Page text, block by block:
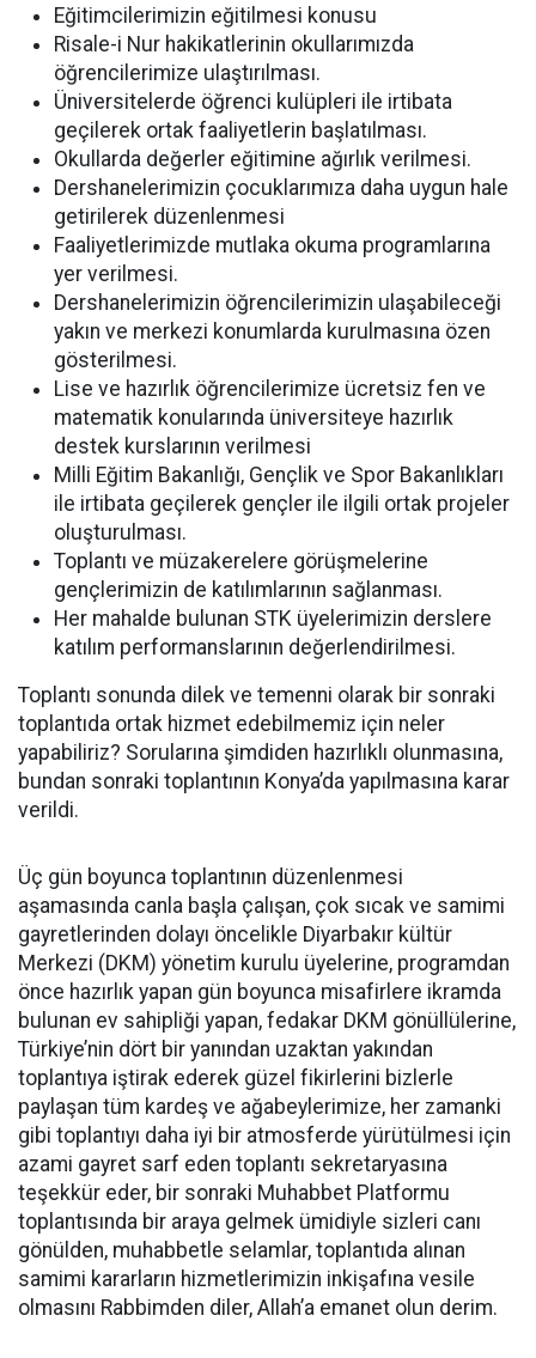
Eğitimcilerimizin eğitilmesi konusu
Risale-i Nur hakikatlerinin okullarımızda
öğrencilerimize ulaştırılması.
Üniversitelerde öğrenci kulüpleri ile irtibata
geçilerek ortak faaliyetlerin başlatılması.
Okullarda değerler eğitimine ağırlık verilmesi.
Dershanelerimizin çocuklarımıza daha uygun hale
getirilerek düzenlenmesi
Faaliyetlerimizde mutlaka okuma programlarına
yer verilmesi.
Dershanelerimizin öğrencilerimizin ulaşabileceği
yakın ve merkezi konumlarda kurulmasına özen
gösterilmesi.
Lise ve hazırlık öğrencilerimize ücretsiz fen ve
matematik konularında üniversiteye hazırlık
destek kurslarının verilmesi
Milli Eğitim Bakanlığı, Gençlik ve Spor Bakanlıkları
ile irtibata geçilerek gençler ile ilgili ortak projeler
oluşturulması.
Toplantı ve müzakerelere görüşmelerine
gençlerimizin de katılımlarının sağlanması.
Her mahalde bulunan STK üyelerimizin derslere
katılım performanslarının değerlendirilmesi.
Toplantı sonunda dilek ve temenni olarak bir sonraki
toplantıda ortak hizmet edebilmemiz için neler
yapabiliriz? Sorularına şimdiden hazırlıklı olunmasına,
bundan sonraki toplantının Konya’da yapılmasına karar
verildi.
Üç gün boyunca toplantının düzenlenmesi
aşamasında canla başla çalışan, çok sıcak ve samimi
gayretlerinden dolayı öncelikle Diyarbakır kültür
Merkezi (DKM) yönetim kurulu üyelerine, programdan
önce hazırlık yapan gün boyunca misafirlere ikramda
bulunan ev sahipliği yapan, fedakar DKM gönüllülerine,
Türkiye’nin dört bir yanından uzaktan yakından
toplantıya iştirak ederek güzel fikirlerini bizlerle
paylaşan tüm kardeş ve ağabeylerimize, her zamanki
gibi toplantıyı daha iyi bir atmosferde yürütülmesi için
azami gayret sarf eden toplantı sekretaryasına
teşekkür eder, bir sonraki Muhabbet Platformu
toplantısında bir araya gelmek ümidiyle sizleri canı
gönülden, muhabbetle selamlar, toplantıda alınan
samimi kararların hizmetlerimizin inkişafına vesile
olmasını Rabbimden diler, Allah’a emanet olun derim.